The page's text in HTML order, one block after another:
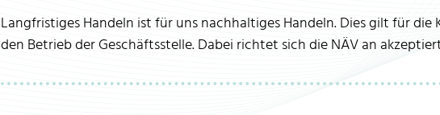
Langfristiges Handeln ist für uns nachhaltiges Handeln. Dies gilt für
den Betrieb der Geschäftsstelle. Dabei richtet sich die NÄV an